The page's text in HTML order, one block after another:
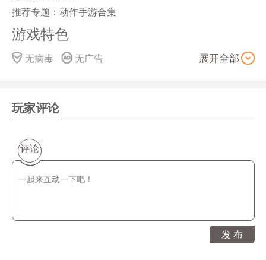
推荐专题：动作手游合集
游戏特色
1、玩家将作为一名滑板手到各个不同的公园中体验滑板的
炫的动作；
3、更为偏向艺术风格的画面设计。
无病毒 无广告 展开全部
玩家评论
评论
发 布